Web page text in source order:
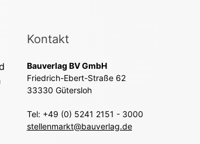
Kontakt
Bauverlag BV GmbH
Friedrich-Ebert-Straße 62
33330 Gütersloh
Tel: +49 (0) 5241 2151 - 3000
stellenmarkt@bauverlag.de